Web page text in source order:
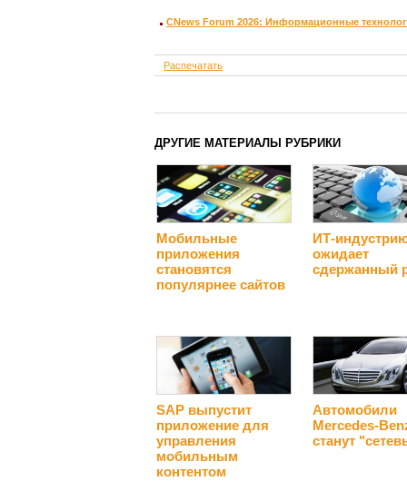
CNews Forum 2026: Информационные
Распечатать
ДРУГИЕ МАТЕРИАЛЫ РУБРИКИ
Мобильные
приложения
становятся
популярнее сайтов
ИТ-
ожидает
сдержанный
SAP выпустит
приложение для
управления
мобильным
контентом
Автомобили
Mercedes-
станут